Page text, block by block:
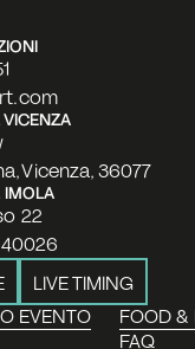
VICENZA
Vicenza, 36077
IMOLA
22
LIVE TIMING
EVENTO
FOOD &
FAQ